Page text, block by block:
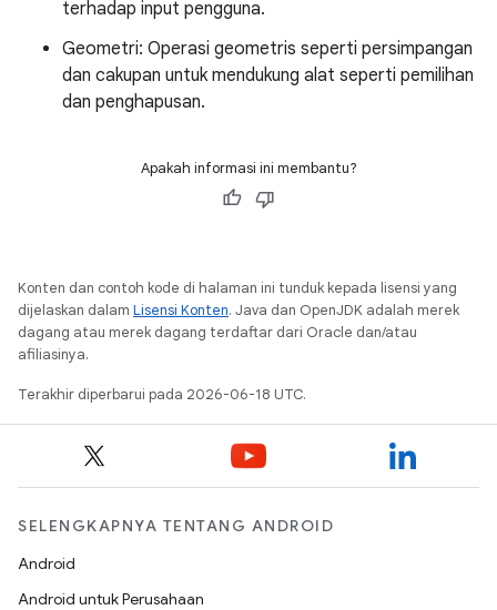
terhadap input pengguna.
Geometri: Operasi geometris seperti persimpangan
dan cakupan untuk mendukung alat seperti pemilihan
dan penghapusan.
Apakah informasi ini membantu?
Konten dan contoh kode di halaman ini tunduk kepada lisensi yang
dijelaskan dalam Lisensi Konten. Java dan OpenJDK adalah merek
dagang atau merek dagang terdaftar dari Oracle dan/atau
afiliasinya.
Terakhir diperbarui pada 2026-06-18 UTC.
SELENGKAPNYA TENTANG ANDROID
Android
Android untuk Perusahaan